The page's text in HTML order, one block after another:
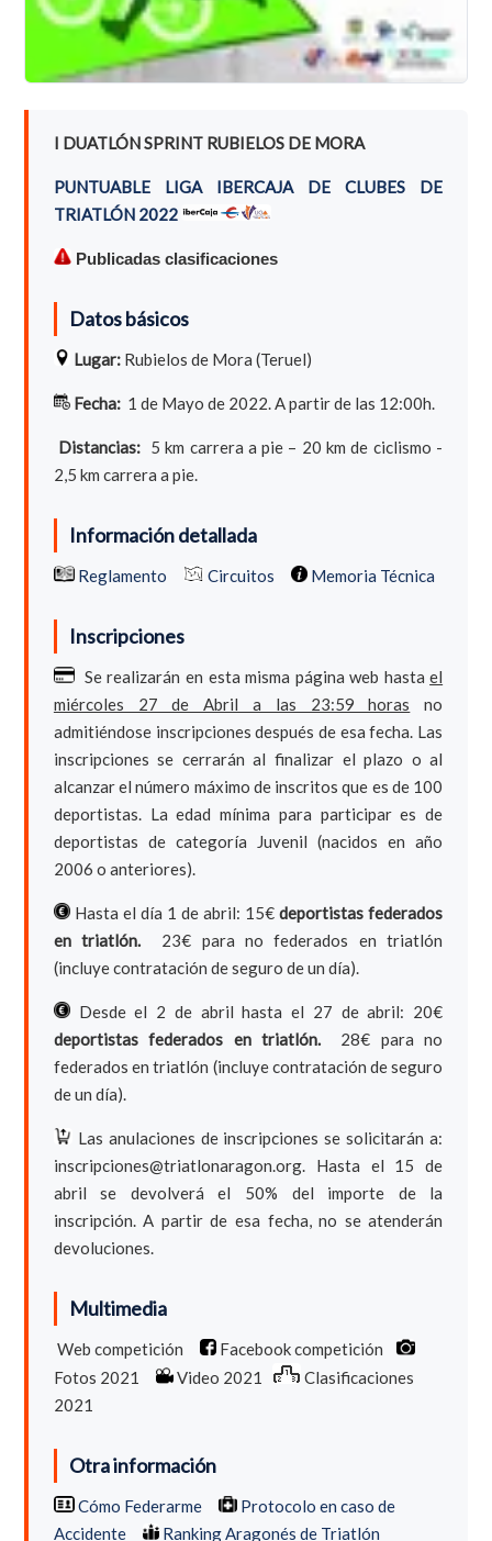
I DUATLÓN SPRINT RUBIELOS DE MORA
PUNTUABLE LIGA IBERCAJA DE CLUBES DE
TRIATLÓN 2022
Publicadas clasificaciones
Datos básicos
Lugar:Rubielos de Mora (Teruel)
Fecha: 1 de Mayo de 2022. A partir de las 12:00h.
Distancias: 5 km carrera a pie – 20 km de ciclismo -
2,5 km carrera a pie.
Información detallada
Reglamento Circuitos Memoria Técnica
Inscripciones
Se realizarán en esta misma página web hastael
miércoles 27 de Abril a las 23:59 horas no
admitiéndose inscripciones después de esa fecha. Las
inscripciones se cerrarán al finalizar el plazo o al
alcanzar el número máximo de inscritos que es de 100
deportistas. La edad mínima para participar es de
deportistas de categoría Juvenil (nacidos en año
2006 o anteriores).
Hasta el día 1 de abril: 15€deportistas federados
en triatlón. 23€ para no federados en triatlón
(incluye contratación de seguro de un día).
Desde el 2 de abril hasta el 27 de abril: 20€
deportistas federados en triatlón. 28€ para no
federados en triatlón (incluye contratación de seguro
de un día).
Las anulaciones de inscripciones se solicitarán a:
inscripciones@triatlonaragon.org. Hasta el 15 de
abril se devolverá el 50% del importe de la
inscripción. A partir de esa fecha, no se atenderán
devoluciones.
Multimedia
Web competición
Facebook competición
Fotos 2021
Video 2021
Clasificaciones
2021
Otra información
Cómo Federarme
Protocolo en caso de
Accidente
Ranking Aragonés de Triatlón